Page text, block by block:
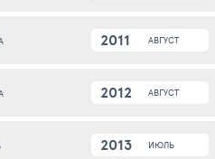
2011 АВГУСТ
2012 АВГУСТ
2013 ИЮЛЬ